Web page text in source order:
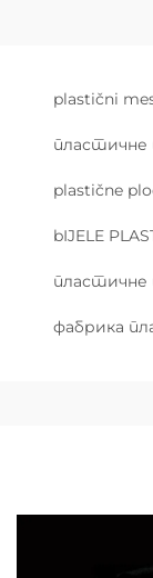
plastični
пластичне
plastične
bIJELE
пластичне
фабрика